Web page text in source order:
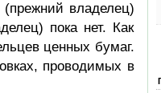
(прежний владелец)
пока нет. Как
ценных бумаг.
проводимых в